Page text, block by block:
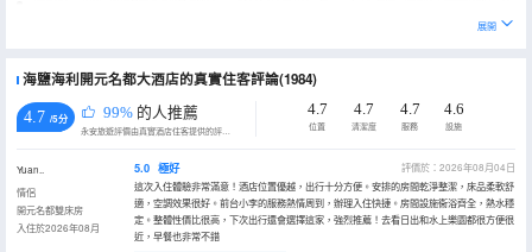
展開
海鹽海利開元名都大酒店的真實住客評論(1984)
4.7 /5分 99% 的人推薦
永安旅遊評價由真實酒店住客提供的評價。
4.7
位置
4.7
清潔度
4.7
服務
4.6
設施
Yuan..
情侶
開元名都雙床房
入住於2026年08月
5.0 極好
評價於：2026年08月04日
這次入住體驗非常滿意！酒店位置優越，出行十分方便。安排的房間乾淨整潔，床品柔軟舒
適，空調效果很好。前台小李的服務熱情周到，辦理入住快捷。房間設施衞浴齊全，熱水穩
定。整體性價比很高，下次出行還會選擇這家，強烈推薦！去看日出和水上樂園都很方便很
近，早餐也非常不錯